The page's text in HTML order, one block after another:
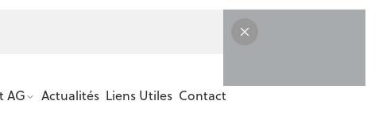
AG Actualités Liens Utiles Contact
9 JUILLET 2024